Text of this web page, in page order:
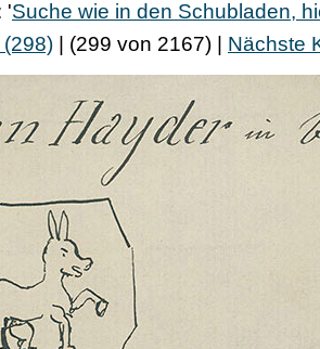
'Suche wie in den Schubladen,
(298) | (299 von 2167) | Nächste